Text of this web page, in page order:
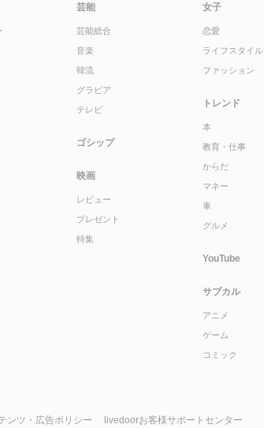
芸能
芸能総合
音楽
韓流
グラビア
テレビ
ゴシップ
映画
レビュー
プレゼント
特集
女子
恋愛
ライフスタイル
ファッション
トレンド
本
教育・仕事
からだ
マネー
車
グルメ
YouTube
サブカル
アニメ
ゲーム
コミック
ンツ・広告ポリシー livedoorお客様サポートセンター